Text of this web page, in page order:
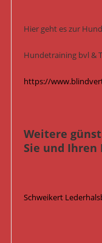
Hier geht es zur
Hundetraining bvl &
https://
Weitere
Sie und Ihren
Schweikert